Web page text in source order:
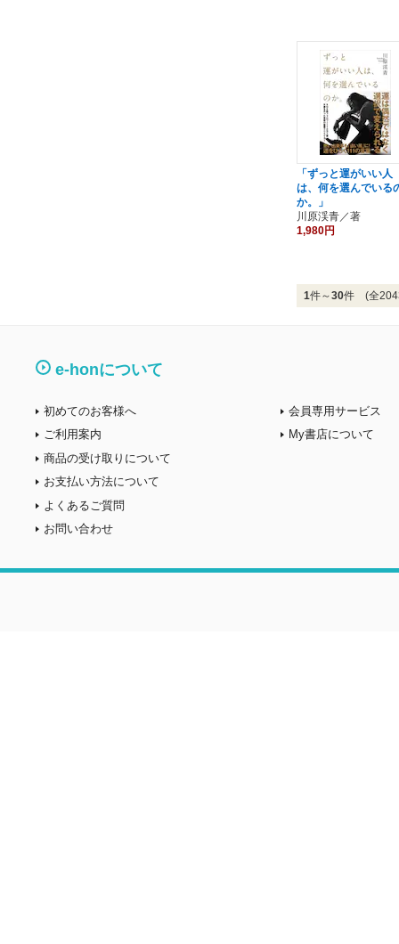
「ずっと運がいい人
は、何を選んでいる
か。」
川原渓青／著
1,980円
1件～30件 (全
e-honについて
初めてのお客様へ
ご利用案内
商品の受け取りについて
お支払い方法について
よくあるご質問
お問い合わせ
会員専用サービス
My書店について